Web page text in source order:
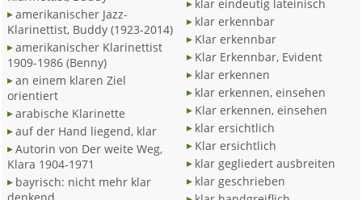
amerikanischer Jazz-
Klarinettist, Buddy (1923-2014)
amerikanischer Klarinettist
1909-1986 (Benny)
an einem klaren Ziel
orientiert
arabische Klarinette
auf der Hand liegend, klar
Autorin von Der weite Weg,
Klara 1904-1971
bayrisch: nicht mehr klar
klar eindeutig lateinisch
klar erkennbar
Klar erkennbar
Klar Erkennbar, Evident
klar erkennen
klar erkennen, einsehen
Klar erkennen, einsehen
klar ersichtlich
Klar ersichtlich
klar gegliedert ausbreiten
klar geschrieben